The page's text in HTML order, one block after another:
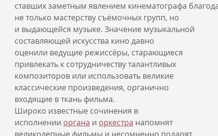
ставших заметным явлением кинематографа
не только мастерству съёмочных групп, но
и выдающейся музыке. Значение музыкальной
составляющей искусства кино давно
оценили ведущие режиссёры, старающиеся
привлекать к сотрудничеству талантливых
композиторов или использовать великие
классические произведения, органично
входящие в ткань фильма.
Широко известные сочинения в
исполнении органа и оркестра напомнят